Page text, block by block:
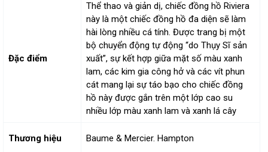
Đặc điểm
Thể thao và giản dị, chiếc đồng hồ Riviera
này là một chiếc đồng hồ đa diện sẽ làm
hài lòng nhiều cá tính. Được trang bị một
bộ chuyển động tự động “do Thụy Sĩ sản
xuất”, sự kết hợp giữa mặt số màu xanh
lam, các kim gia công hở và các vít phun
cát mang lại sự táo bạo cho chiếc đồng
hồ này được gắn trên một lớp cao su
nhiều lớp màu xanh lam và xanh lá cây
Thương hiệu Baume & Mercier. Hampton